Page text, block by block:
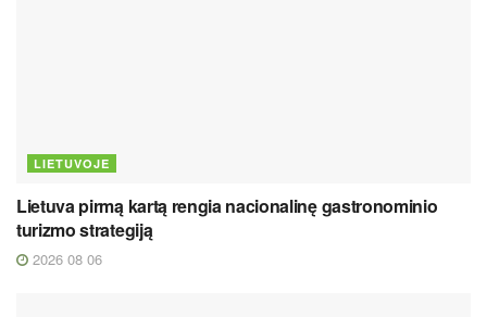
LIETUVOJE
Lietuva pirmą kartą rengia nacionalinę gastronominio
turizmo strategiją
2026 08 06